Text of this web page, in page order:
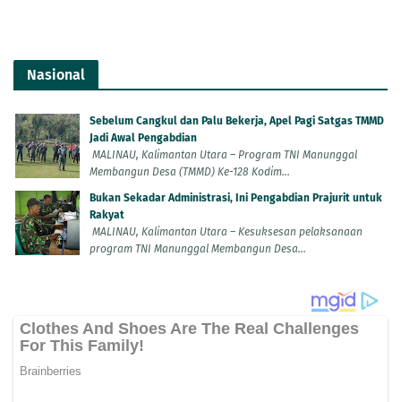
Nasional
Sebelum Cangkul dan Palu Bekerja, Apel Pagi Satgas TMMD
Jadi Awal Pengabdian
MALINAU, Kalimantan Utara – Program TNI Manunggal
Membangun Desa (TMMD) Ke-128 Kodim...
Bukan Sekadar Administrasi, Ini Pengabdian Prajurit untuk
Rakyat
MALINAU, Kalimantan Utara – Kesuksesan pelaksanaan
program TNI Manunggal Membangun Desa...